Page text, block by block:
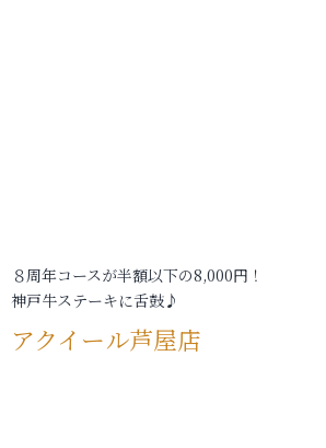
８周年コースが半額以下の8,000円！
神戸牛ステーキに舌鼓♪
アクイール芦屋店